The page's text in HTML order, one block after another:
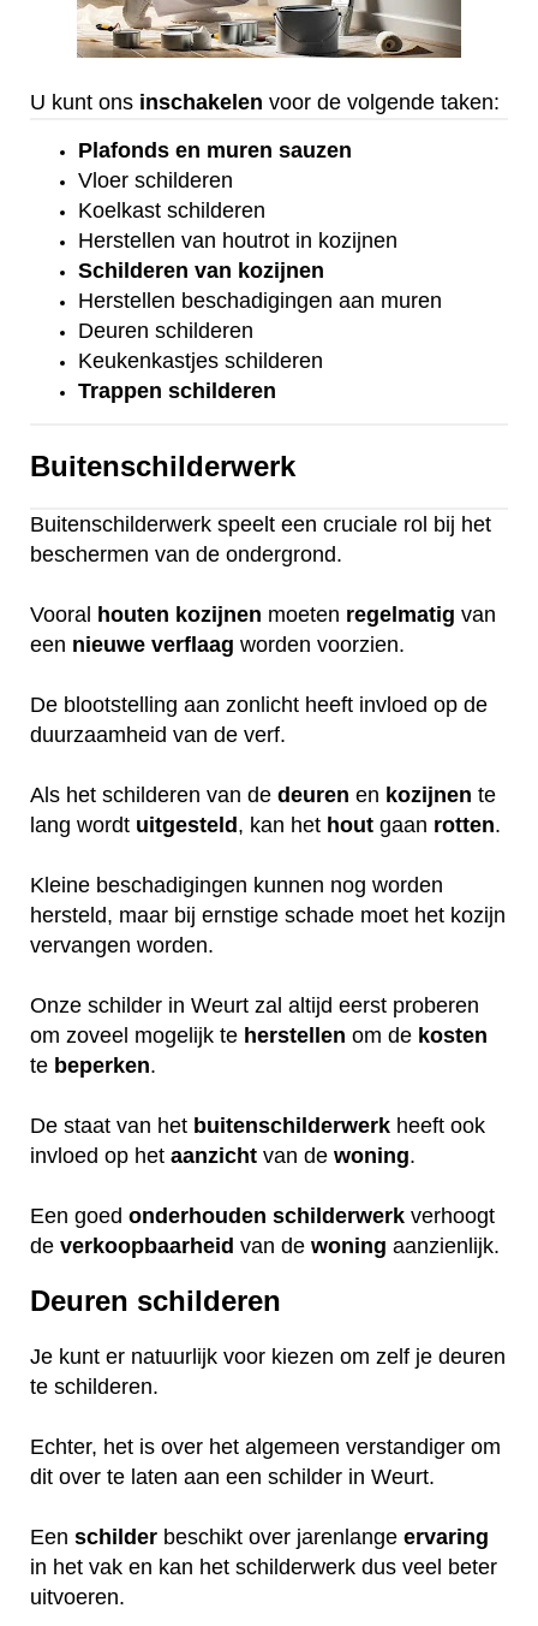
U kunt ons inschakelen voor de volgende taken:
Plafonds en muren sauzen
Vloer schilderen
Koelkast schilderen
Herstellen van houtrot in kozijnen
Schilderen van kozijnen
Herstellen beschadigingen aan muren
Deuren schilderen
Keukenkastjes schilderen
Trappen schilderen
Buitenschilderwerk
Buitenschilderwerk speelt een cruciale rol bij het
beschermen van de ondergrond.
Vooral houten kozijnen moeten regelmatig van
een nieuwe verflaag worden voorzien.
De blootstelling aan zonlicht heeft invloed op de
duurzaamheid van de verf.
Als het schilderen van de deuren en kozijnen te
lang wordt uitgesteld, kan het hout gaan rotten.
Kleine beschadigingen kunnen nog worden
hersteld, maar bij ernstige schade moet het kozijn
vervangen worden.
Onze schilder in Weurt zal altijd eerst proberen
om zoveel mogelijk te herstellen om de kosten
te beperken.
De staat van het buitenschilderwerk heeft ook
invloed op het aanzicht van de woning.
Een goed onderhouden schilderwerk verhoogt
de verkoopbaarheid van de woning aanzienlijk.
Deuren schilderen
Je kunt er natuurlijk voor kiezen om zelf je deuren
te schilderen.
Echter, het is over het algemeen verstandiger om
dit over te laten aan een schilder in Weurt.
Een schilder beschikt over jarenlange ervaring
in het vak en kan het schilderwerk dus veel beter
uitvoeren.